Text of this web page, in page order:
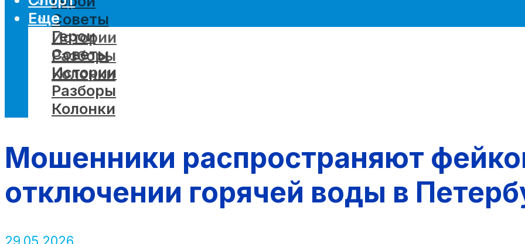
Советы
Истории
Разборы
Колонки
Еще
Герои
Советы
Истории
Разборы
Колонки
Мошенники распространяют
отключении горячей воды в